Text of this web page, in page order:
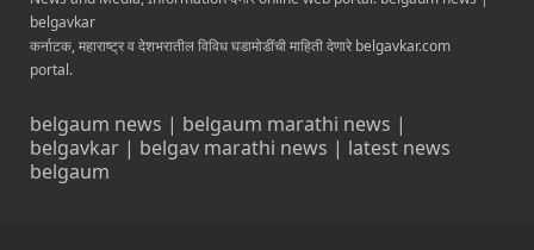
belgavkar
कर्नाटक, महाराष्ट्र व देशभरातील विविध घडामोडींची माहिती देणारे belgavkar.com
portal.
belgaum news | belgaum marathi news |
belgavkar | belgav marathi news | latest news
belgaum